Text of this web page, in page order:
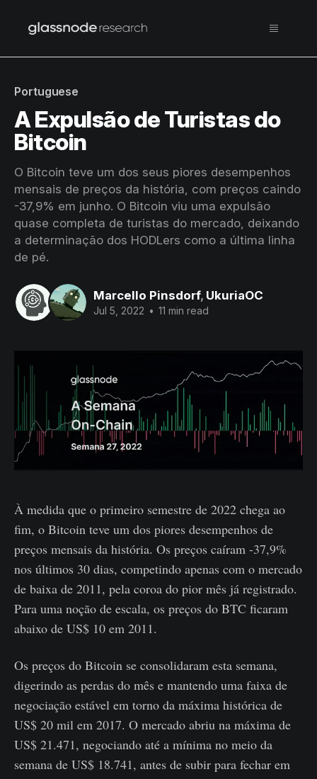
Portuguese
A Expulsão de Turistas do
Bitcoin
O Bitcoin teve um dos seus piores desempenhos
mensais de preços da história, com preços caindo
-37,9% em junho. O Bitcoin viu uma expulsão
quase completa de turistas do mercado, deixando
a determinação dos HODLers como a última linha
de pé.
Marcello Pinsdorf, UkuriaOC
Jul 5, 2022 • 11 min read
À medida que o primeiro semestre de 2022 chega ao
fim, o Bitcoin teve um dos piores desempenhos de
preços mensais da história. Os preços caíram -37,9%
nos últimos 30 dias, competindo apenas com o mercado
de baixa de 2011, pela coroa do pior mês já registrado.
Para uma noção de escala, os preços do BTC ficaram
abaixo de US$ 10 em 2011.
Os preços do Bitcoin se consolidaram esta semana,
digerindo as perdas do mês e mantendo uma faixa de
negociação estável em torno da máxima histórica de
US$ 20 mil em 2017. O mercado abriu na máxima de
US$ 21.471, negociando até a mínima no meio da
semana de US$ 18.741, antes de subir para fechar em